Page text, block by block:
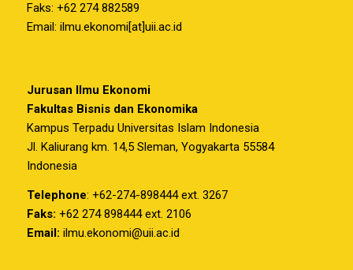
Faks: +62 274 882589
Email: ilmu.ekonomi[at]uii.ac.id
Jurusan Ilmu Ekonomi
Fakultas Bisnis dan Ekonomika
Kampus Terpadu Universitas Islam Indonesia
Jl. Kaliurang km. 14,5 Sleman, Yogyakarta 55584
Indonesia
Telephone: +62-274-898444 ext. 3267
Faks: +62 274 898444 ext. 2106
Email: ilmu.ekonomi@uii.ac.id